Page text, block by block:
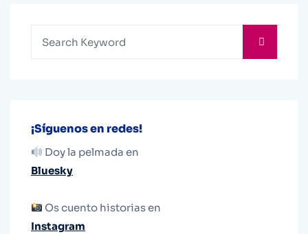
¡Síguenos en redes!
Doy la pelmada en
Bluesky
Os cuento historias en
Instagram